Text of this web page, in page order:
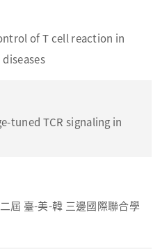
of T cell reaction in
tuned TCR signaling in
屆 臺-美-韓 三邊國際聯合學